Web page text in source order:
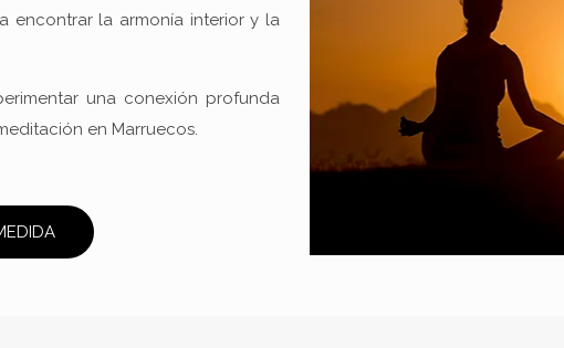
encontrar la armonía interior y la
una conexión profunda
en Marruecos.